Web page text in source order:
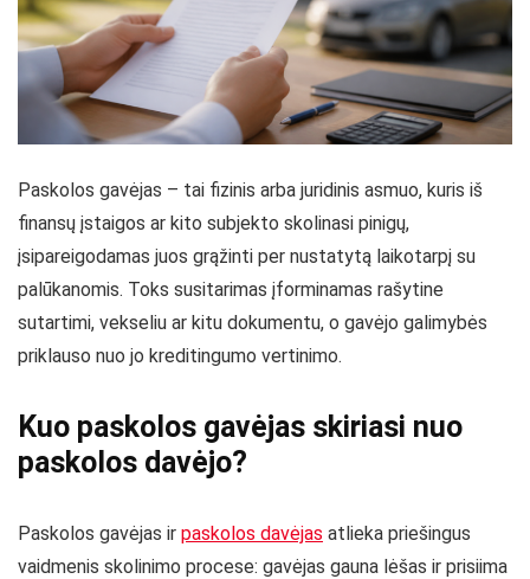
Paskolos gavėjas – tai fizinis arba juridinis asmuo, kuris iš
finansų įstaigos ar kito subjekto skolinasi pinigų,
įsipareigodamas juos grąžinti per nustatytą laikotarpį su
palūkanomis. Toks susitarimas įforminamas rašytine
sutartimi, vekseliu ar kitu dokumentu, o gavėjo galimybės
priklauso nuo jo kreditingumo vertinimo.
Kuo paskolos gavėjas skiriasi nuo
paskolos davėjo?
Paskolos gavėjas ir paskolos davėjas atlieka priešingus
vaidmenis skolinimo procese: gavėjas gauna lėšas ir prisiima